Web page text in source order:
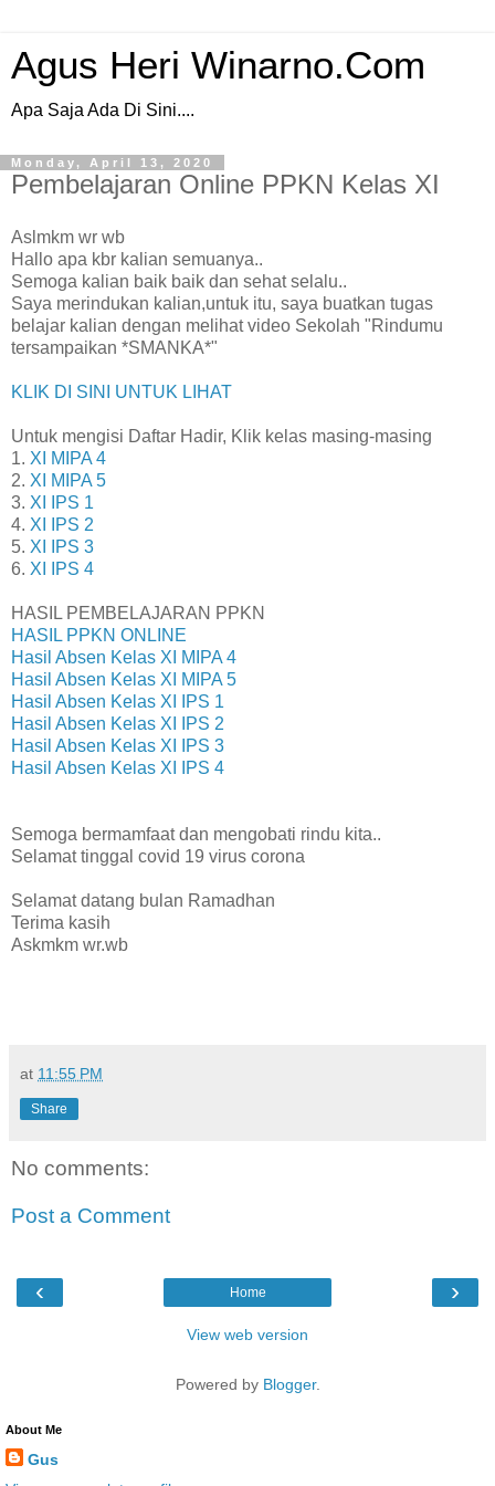
Agus Heri Winarno.Com
Apa Saja Ada Di Sini....
Monday, April 13, 2020
Pembelajaran Online PPKN Kelas XI
Aslmkm wr wb
Hallo apa kbr kalian semuanya..
Semoga kalian baik baik dan sehat selalu..
Saya merindukan kalian,untuk itu, saya buatkan tugas
belajar kalian dengan melihat video Sekolah "Rindumu
tersampaikan *SMANKA*"
KLIK DI SINI UNTUK LIHAT
Untuk mengisi Daftar Hadir, Klik kelas masing-masing
1. XI MIPA 4
2. XI MIPA 5
3. XI IPS 1
4. XI IPS 2
5. XI IPS 3
6. XI IPS 4
HASIL PEMBELAJARAN PPKN
HASIL PPKN ONLINE
Hasil Absen Kelas XI MIPA 4
Hasil Absen Kelas XI MIPA 5
Hasil Absen Kelas XI IPS 1
Hasil Absen Kelas XI IPS 2
Hasil Absen Kelas XI IPS 3
Hasil Absen Kelas XI IPS 4
Semoga bermamfaat dan mengobati rindu kita..
Selamat tinggal covid 19 virus corona
Selamat datang bulan Ramadhan
Terima kasih
Askmkm wr.wb
at 11:55 PM
Share
No comments:
Post a Comment
‹ ›
Home
View web version
Powered by Blogger.
About Me
Gus